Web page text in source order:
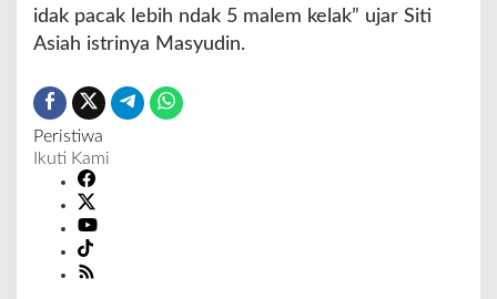
idak pacak lebih ndak 5 malem kelak” ujar Siti
Asiah istrinya Masyudin.
Peristiwa
Ikuti Kami